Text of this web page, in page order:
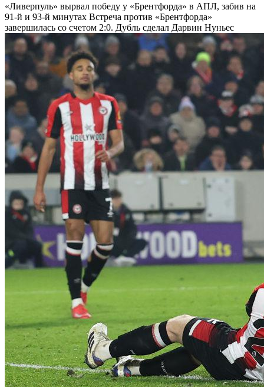
«Ливерпуль» вырвал победу у «Брентфорда» в АПЛ, забив на
91-й и 93-й минутах Встреча против «Брентфорда»
завершилась со счетом 2:0. Дубль сделал Дарвин Нуньес